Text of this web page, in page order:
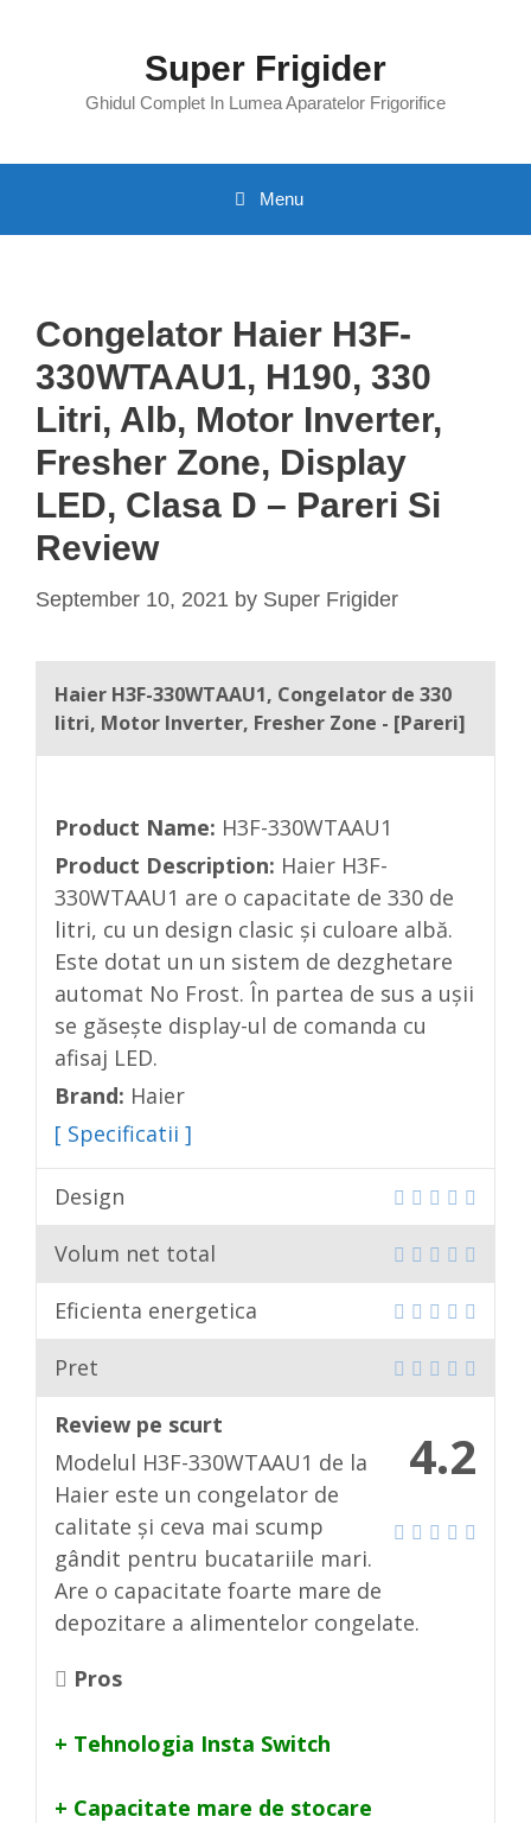
Super Frigider
Ghidul Complet In Lumea Aparatelor Frigorifice
Menu
Congelator Haier H3F-
330WTAAU1, H190, 330
Litri, Alb, Motor Inverter,
Fresher Zone, Display
LED, Clasa D – Pareri Si
Review
September 10, 2021 by Super Frigider
Haier H3F-330WTAAU1, Congelator de 330
litri, Motor Inverter, Fresher Zone - [Pareri]
Product Name: H3F-330WTAAU1
Product Description: Haier H3F-
330WTAAU1 are o capacitate de 330 de
litri, cu un design clasic și culoare albă.
Este dotat un un sistem de dezghetare
automat No Frost. În partea de sus a ușii
se găsește display-ul de comanda cu
afisaj LED.
Brand: Haier
[ Specificatii ]
Design
Volum net total
Eficienta energetica
Pret
4.2
Review pe scurt
Modelul H3F-330WTAAU1 de la
Haier este un congelator de
calitate și ceva mai scump
gândit pentru bucatariile mari.
Are o capacitate foarte mare de
depozitare a alimentelor congelate.
Pros
+ Tehnologia Insta Switch
+ Capacitate mare de stocare